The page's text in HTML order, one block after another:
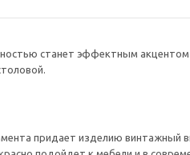
станет эффектным
придает изделию винтажный